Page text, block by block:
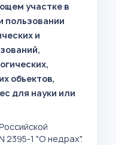
участке в
пользовании
и
объектов,
для науки или
2395-1 "О недрах".